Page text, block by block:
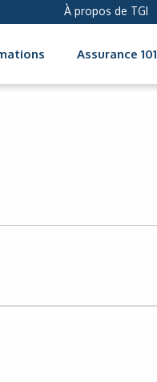
À propos de TGI
Assurance 101